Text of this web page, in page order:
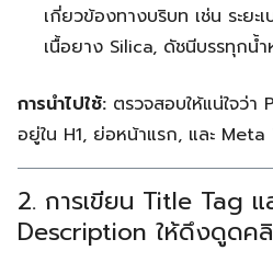
เกี่ยวข้องทางบริบท เช่น ระย
เนื้อยาง Silica, ดัชนีบรรทุกน้
การนำไปใช้: ตรวจสอบให้แน่ใจว่
อยู่ใน H1, ย่อหน้าแรก, และ
2. การเขียน Title Tag แ
Description ให้ดึงดูดค